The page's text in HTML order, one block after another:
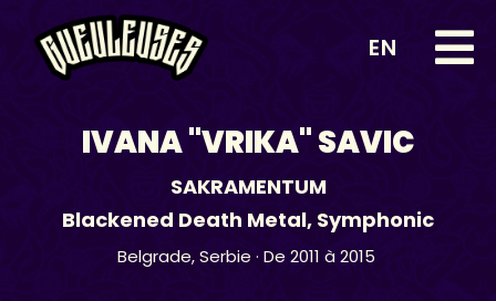
EN
IVANA ''VRIKA'' SAVIC
SAKRAMENTUM
Blackened Death Metal, Symphonic
Belgrade, Serbie · De 2011 à 2015